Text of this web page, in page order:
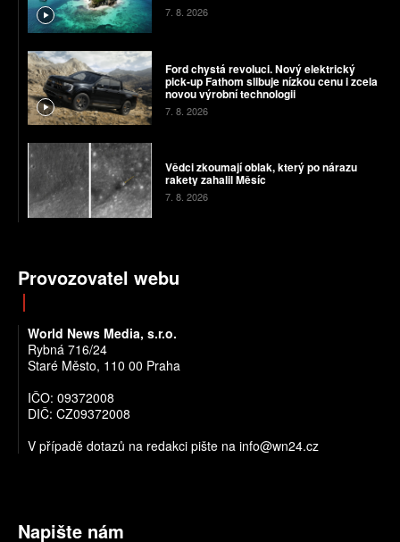
7. 8. 2026
Ford chystá revoluci. Nový elektrický
pick-up Fathom slibuje nízkou cenu i zcela
novou výrobní technologii
7. 8. 2026
Vědci zkoumají oblak, který po nárazu
rakety zahalil Měsíc
7. 8. 2026
Provozovatel webu
World News Media, s.r.o.
Rybná 716/24
Staré Město, 110 00 Praha
IČO: 09372008
DIČ: CZ09372008
V případě dotazů na redakci pište na info@wn24.cz
Napište nám